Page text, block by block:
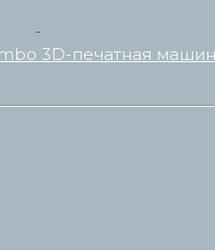
3D-печатная